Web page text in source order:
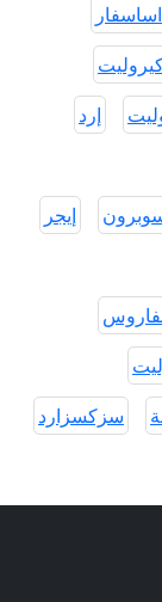
إرد
إيجر
سزكسزارد